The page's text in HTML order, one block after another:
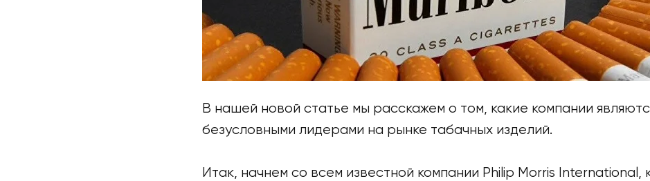
В нашей новой статье мы расскажем о том, какие компании
безусловными лидерами на рынке табачных изделий.
Итак, начнем со всем известной компании Philip Morris International,